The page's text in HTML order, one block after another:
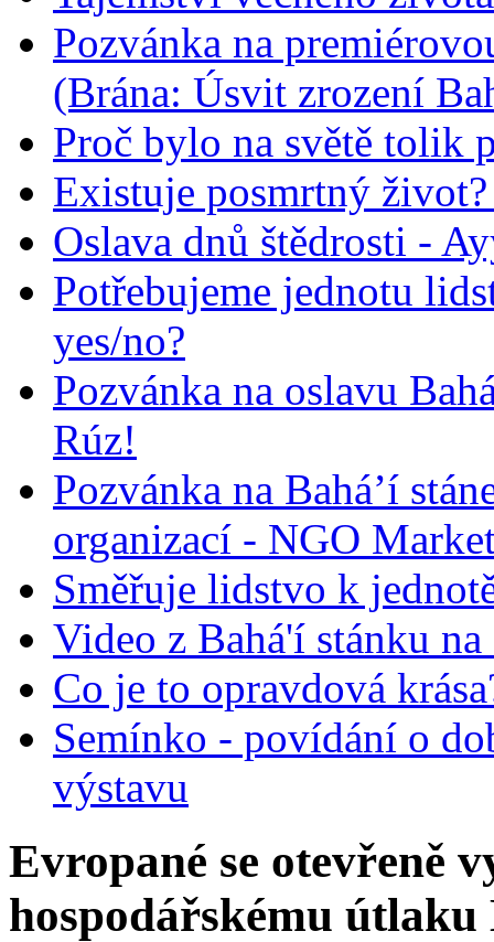
Pozvánka na
(Brána: Úsvit zrození
Proč bylo na světě tolik
Existuje posmrtný
Oslava dnů štědrosti -
Potřebujeme jednotu
yes/no?
Pozvánka na oslavu
Rúz!
Pozvánka na Bahá’í
organizací - NGO
Směřuje lidstvo k
Video z Bahá'í stánku
Co je to opravdová
Semínko - povídání o
výstavu
Evropané se otevřeně
hospodářskému